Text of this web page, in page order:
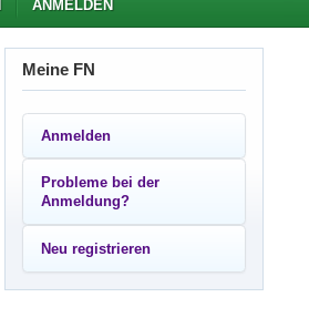
ANMELDEN
Meine FN
Anmelden
Probleme bei der
Anmeldung?
Neu registrieren